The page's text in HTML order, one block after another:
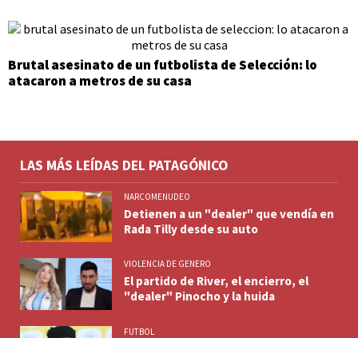
Brutal asesinato de un futbolista de Selección: lo
atacaron a metros de su casa
LAS MÁS LEÍDAS DEL PATAGÓNICO
NARCOMENUDEO
Detienen a un "dealer" que vendía en
Rada Tilly desde su auto
VIOLENCIA DE GENERO
El partido de River, el encierro, el
"dealer" Pinocho y la huida
FUTBOL